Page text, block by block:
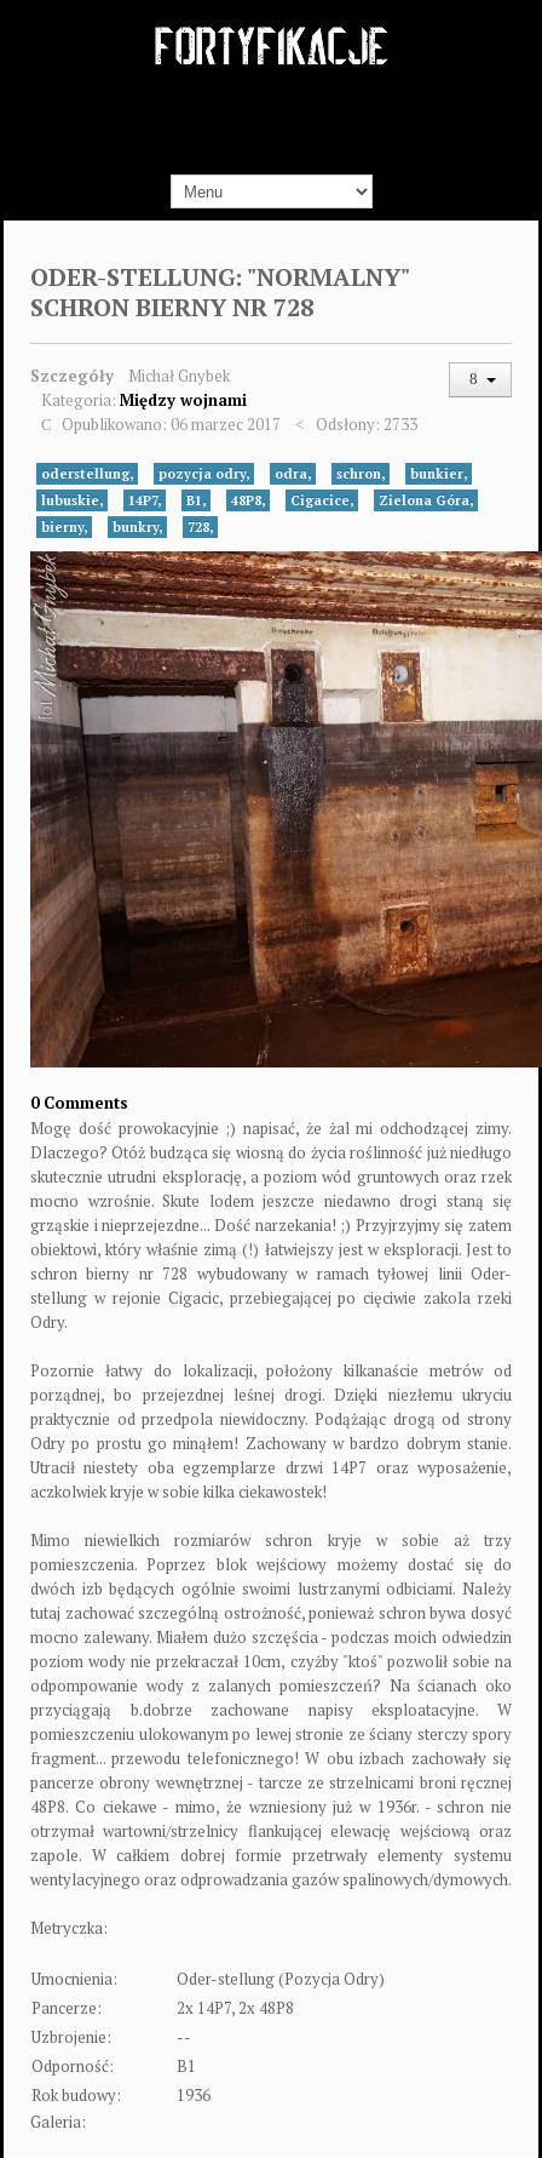
ODER-STELLUNG: "NORMALNY"
SCHRON BIERNY NR 728
Szczegóły
Michał Gnybek
Kategoria: Między wojnami
Opublikowano: 06 marzec 2017
Odsłony: 2733
oderstellung, pozycja odry, odra, schron,
bunkier,
lubuskie,
14P7, B1, 48P8, Cigacice,
Zielona Góra,
bierny,
bunkry, 728,
0 Comments
Mogę dość prowokacyjnie ;) napisać, że żal mi odchodzącej zimy.
Dlaczego? Otóż budząca się wiosną do życia roślinność już niedługo
skutecznie utrudni eksplorację, a poziom wód gruntowych oraz rzek
mocno wzrośnie. Skute lodem jeszcze niedawno drogi staną się
grząskie i nieprzejezdne... Dość narzekania! ;) Przyjrzyjmy się zatem
obiektowi, który właśnie zimą (!) łatwiejszy jest w eksploracji. Jest to
schron bierny nr 728 wybudowany w ramach tyłowej linii Oder-
stellung w rejonie Cigacic, przebiegającej po cięciwie zakola rzeki
Odry.
Pozornie łatwy do lokalizacji, położony kilkanaście metrów od
porządnej, bo przejezdnej leśnej drogi. Dzięki niezłemu ukryciu
praktycznie od przedpola niewidoczny. Podążając drogą od strony
Odry po prostu go minąłem! Zachowany w bardzo dobrym stanie.
Utracił niestety oba egzemplarze drzwi 14P7 oraz wyposażenie,
aczkolwiek kryje w sobie kilka ciekawostek!
Mimo niewielkich rozmiarów schron kryje w sobie aż trzy
pomieszczenia. Poprzez blok wejściowy możemy dostać się do
dwóch izb będących ogólnie swoimi lustrzanymi odbiciami. Należy
tutaj zachować szczególną ostrożność, ponieważ schron bywa dosyć
mocno zalewany. Miałem dużo szczęścia - podczas moich odwiedzin
poziom wody nie przekraczał 10cm, czyżby "ktoś" pozwolił sobie na
odpompowanie wody z zalanych pomieszczeń? Na ścianach oko
przyciągają b.dobrze zachowane napisy eksploatacyjne. W
pomieszczeniu ulokowanym po lewej stronie ze ściany sterczy spory
fragment... przewodu telefonicznego! W obu izbach zachowały się
pancerze obrony wewnętrznej - tarcze ze strzelnicami broni ręcznej
48P8. Co ciekawe - mimo, że wzniesiony już w 1936r. - schron nie
otrzymał wartowni/strzelnicy flankującej elewację wejściową oraz
zapole. W całkiem dobrej formie przetrwały elementy systemu
wentylacyjnego oraz odprowadzania gazów spalinowych/dymowych.
Metryczka:
Umocnienia:
Oder-stellung (Pozycja Odry)
Pancerze:
2x 14P7, 2x 48P8
Uzbrojenie:
--
Odporność:
B1
Rok budowy:
1936
Galeria: